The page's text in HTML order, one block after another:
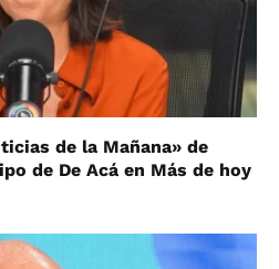
de la Mañana» de
de De Acá en Más de hoy